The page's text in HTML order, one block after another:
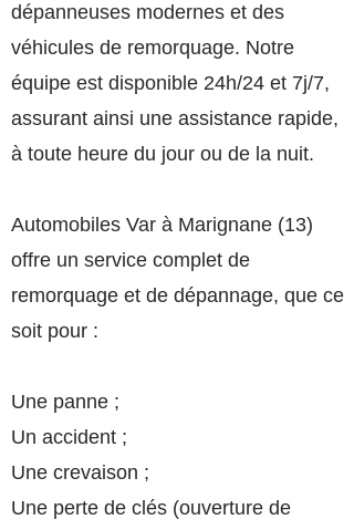
dépanneuses modernes et des
véhicules de remorquage. Notre
équipe est disponible 24h/24 et 7j/7,
assurant ainsi une assistance rapide,
à toute heure du jour ou de la nuit.
Automobiles Var à Marignane (13)
offre un service complet de
remorquage et de dépannage, que ce
soit pour :
Une panne ;
Un accident ;
Une crevaison ;
Une perte de clés (ouverture de